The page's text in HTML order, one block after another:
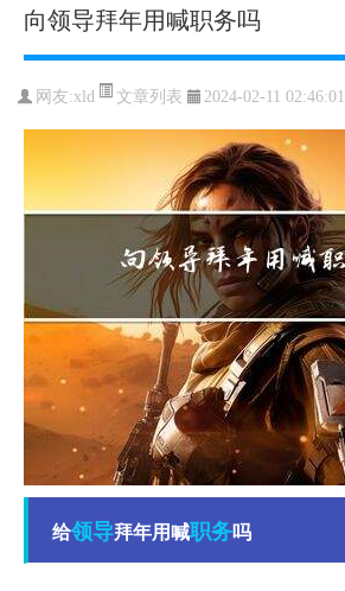
向领导拜年用喊职务吗
网友:xld 文章列表 2024-02-11 02:46:01
给领导拜年用喊职务吗